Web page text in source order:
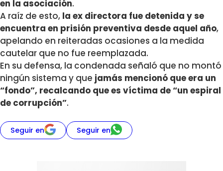
en la asociación.
A raíz de esto, la ex directora fue detenida y se
encuentra en prisión preventiva desde aquel año,
apelando en reiteradas ocasiones a la medida
cautelar que no fue reemplazada.
En su defensa, la condenada señaló que no montó
ningún sistema y que jamás mencionó que era un
“fondo”, recalcando que es víctima de “un espiral
de corrupción”.
Seguir en Seguir en